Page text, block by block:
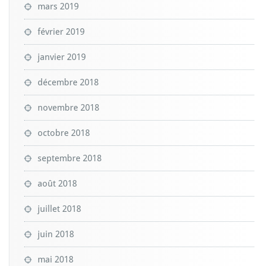
mars 2019
février 2019
janvier 2019
décembre 2018
novembre 2018
octobre 2018
septembre 2018
août 2018
juillet 2018
juin 2018
mai 2018